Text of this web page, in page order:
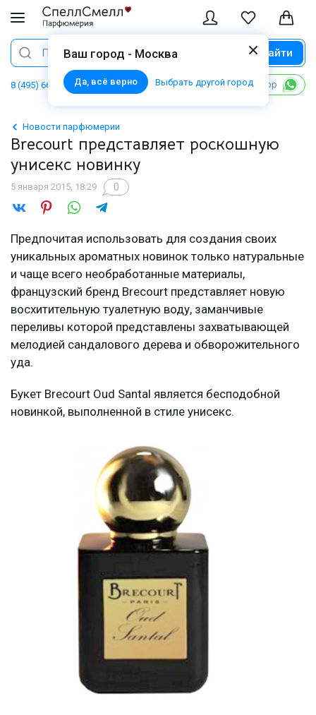
Ваш город - Москва
Да, всё верно Выбрать другой город
Поиск Найти
8 (495) 668 06 02 Написать в WhatsApp
Новости парфюмерии
Brecourt представляет роскошную
унисекс новинку
5 января 2015, 18:29 0
Предпочитая использовать для создания своих
уникальных ароматных новинок только натуральные
и чаще всего необработанные материалы,
французский бренд Brecourt представляет новую
восхитительную туалетную воду, заманчивые
переливы которой представлены захватывающей
мелодией сандалового дерева и обворожительного
уда.
Букет Brecourt Oud Santal является бесподобной
новинкой, выполненной в стиле унисекс.